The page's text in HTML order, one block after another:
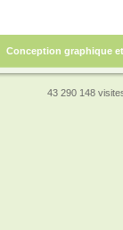
Conception graphique
43 290 148